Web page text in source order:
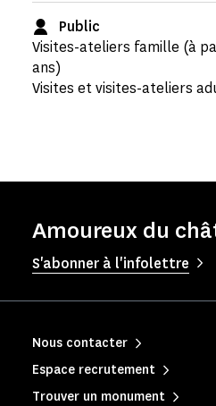
Public
Visites-ateliers famille (à
ans)
Visites et visites-ateliers
Amoureux du
S'abonner à l'infolettre
Nous contacter
Espace recrutement
Trouver un monument